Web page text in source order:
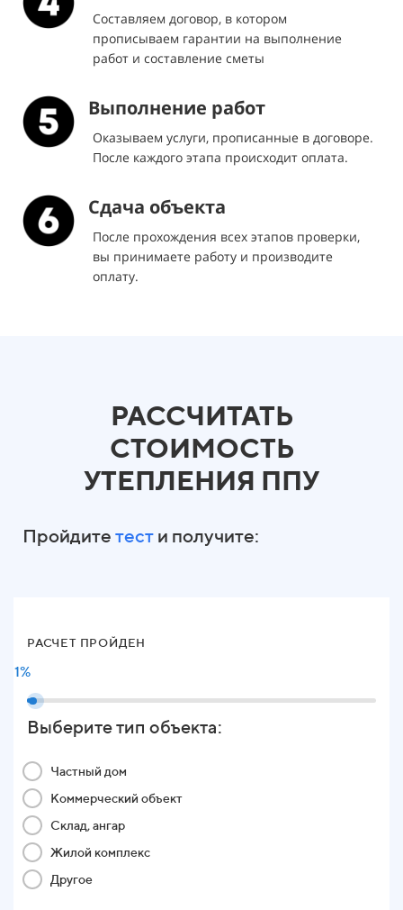
Составляем договор, в котором
прописываем гарантии на выполнение
работ и составление сметы
Выполнение работ
Оказываем услуги, прописанные в договоре.
После каждого этапа происходит оплата.
Сдача объекта
После прохождения всех этапов проверки,
вы принимаете работу и производите
оплату.
РАССЧИТАТЬ
СТОИМОСТЬ
УТЕПЛЕНИЯ ППУ
Пройдите тест и получите:
РАСЧЕТ ПРОЙДЕН
1%
Выберите тип объекта:
Частный дом
Коммерческий объект
Склад, ангар
Жилой комплекс
Другое